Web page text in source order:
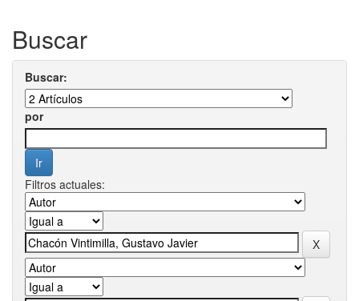
Buscar
Buscar:
por
Filtros actuales: